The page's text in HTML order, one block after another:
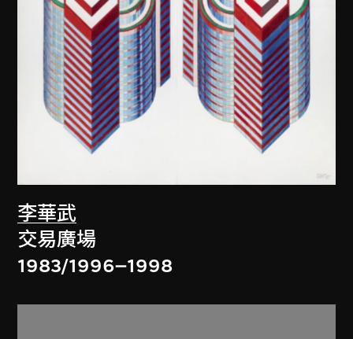
李華武
交易廣場
1983/1996–1998